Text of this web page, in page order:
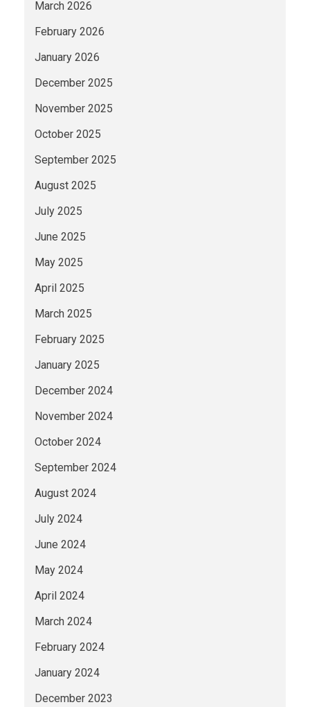
March 2026
February 2026
January 2026
December 2025
November 2025
October 2025
September 2025
August 2025
July 2025
June 2025
May 2025
April 2025
March 2025
February 2025
January 2025
December 2024
November 2024
October 2024
September 2024
August 2024
July 2024
June 2024
May 2024
April 2024
March 2024
February 2024
January 2024
December 2023